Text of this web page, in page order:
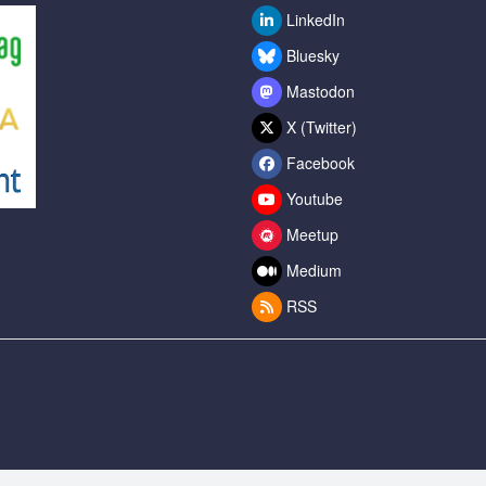
LinkedIn
Bluesky
Mastodon
X (Twitter)
Facebook
Youtube
Meetup
Medium
RSS